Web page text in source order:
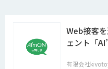
Web接客
ェント「
有限会社